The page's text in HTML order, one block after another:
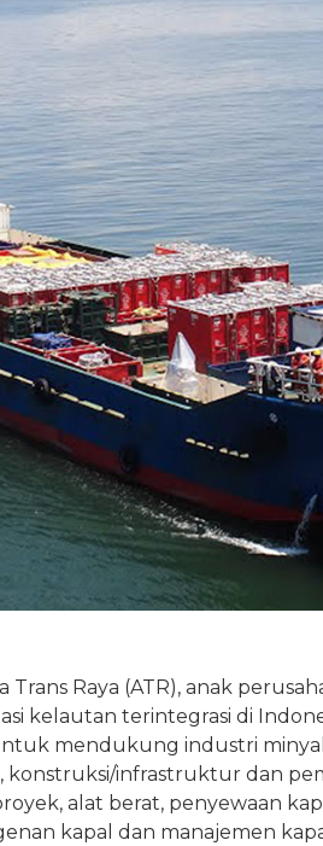
Raya (ATR), anak
kelautan terintegrasi di
mendukung industri
konstruksi/infrastruktur dan
alat berat, penyewaan
kapal dan manajemen